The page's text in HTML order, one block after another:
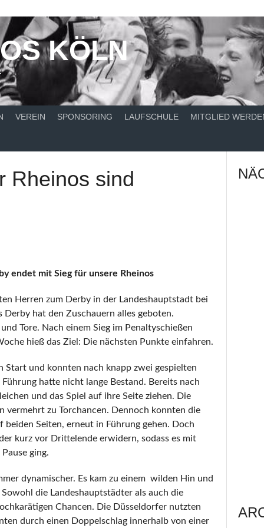
KÖLN
VEREIN SPONSORING LAUFSCHULE MITGLIED
Rheinos sind
endet mit Sieg für unsere Rheinos
Herren zum Derby in der Landeshauptstadt bei
Derby hat den Zuschauern alles geboten.
Tore. Nach einem Sieg im Penaltyschießen
hieß das Ziel: Die nächsten Punkte einfahren.
Start und konnten nach knapp zwei gespielten
hatte nicht lange Bestand. Bereits nach
und das Spiel auf ihre Seite ziehen. Die
vermehrt zu Torchancen. Dennoch konnten die
beiden Seiten, erneut in Führung gehen. Doch
kurz vor Drittelende erwidern, sodass es mit
ging.
dynamischer. Es kam zu einem wilden Hin und
die Landeshauptstädter als auch die
Chancen. Die Düsseldorfer nutzten
durch einen Doppelschlag innerhalb von einer